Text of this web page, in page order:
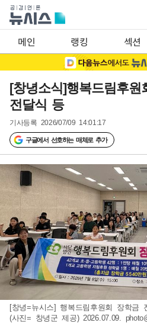
메인 랭킹 섹션
[창녕소식]행복드림후원
전달식 등
기사등록 2026/07/09 14:01:17
구글에서 선호하는 매체로 추가
[창녕=뉴시스] 행복드림후원회 장학금
(사진= 창녕군 제공) 2026.07.09.